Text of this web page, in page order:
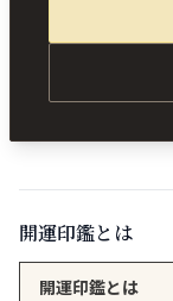
開運印鑑とは
開運印鑑とは